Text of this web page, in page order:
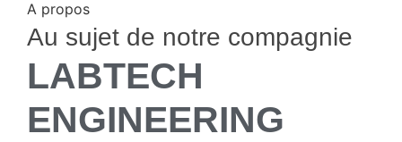
A propos
Au sujet de notre compagnie
LABTECH
ENGINEERING